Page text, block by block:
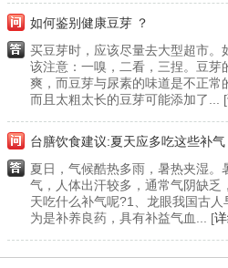
如何鉴别健康豆芽 ？
买豆芽时，应该尽量去大型超市。
该注意：一嗅，二看，三捏。豆芽
爽，而豆芽与尿素的味道是不正常
而且太粗太长的豆芽可能添加了... [
台膳饮食建议:夏天应多吃这些补气
夏日，气候酷热多雨，暑热夹湿
气，人体出汗较多，通常气阴缺乏
天吃什么补气呢?1、龙眼我国古
为是补养良药，具有补益气血... [